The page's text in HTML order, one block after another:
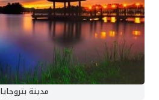
مدينة بتروجايا